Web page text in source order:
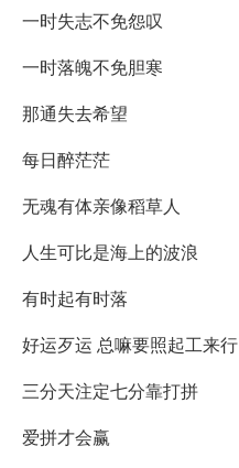
一时失志不免怨叹
一时落魄不免胆寒
那通失去希望
每日醉茫茫
无魂有体亲像稻草人
人生可比是海上的波浪
有时起有时落
好运歹运 总嘛要照起工来行
三分天注定七分靠打拼
爱拼才会赢